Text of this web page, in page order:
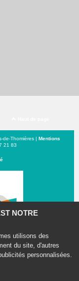
NOTRE
utilisons des
du site, d'autres
personnalisées.
de-Thomières | Mentions
21 83